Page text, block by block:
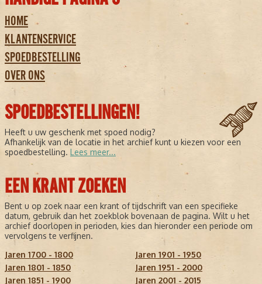
HOME
KLANTENSERVICE
SPOEDBESTELLING
OVER ONS
SPOEDBESTELLINGEN!
Heeft u uw geschenk met spoed nodig?
Afhankelijk van de locatie in het archief kunt u kiezen voor een
spoedbestelling. Lees meer...
EEN KRANT ZOEKEN
Bent u op zoek naar een krant of tijdschrift van een specifieke
datum, gebruik dan het zoekblok bovenaan de pagina. Wilt u het
archief doorlopen in perioden, kies dan hieronder een periode om
vervolgens te verfijnen.
Jaren 1700 - 1800
Jaren 1801 - 1850
Jaren 1851 - 1900
Jaren 1901 - 1950
Jaren 1951 - 2000
Jaren 2001 - 2015